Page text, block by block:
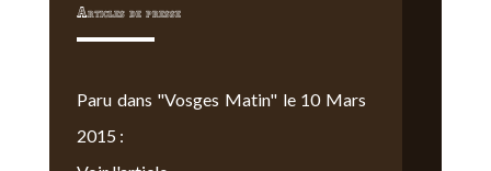
Articles de presse
Paru dans "Vosges Matin" le 10 Mars
2015 :